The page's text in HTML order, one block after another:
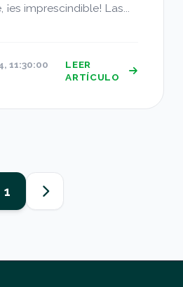
imprescindible! Las...
11:30:00
LEER
ARTÍCULO
1